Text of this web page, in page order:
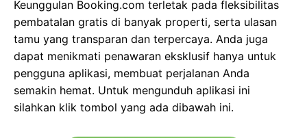
Keunggulan Booking.com terletak pada fleksibilitas
pembatalan gratis di banyak properti, serta ulasan
tamu yang transparan dan terpercaya. Anda juga
dapat menikmati penawaran eksklusif hanya untuk
pengguna aplikasi, membuat perjalanan Anda
semakin hemat. Untuk mengunduh aplikasi ini
silahkan klik tombol yang ada dibawah ini.